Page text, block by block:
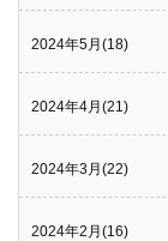
2024年5月(18)
2024年4月(21)
2024年3月(22)
2024年2月(16)